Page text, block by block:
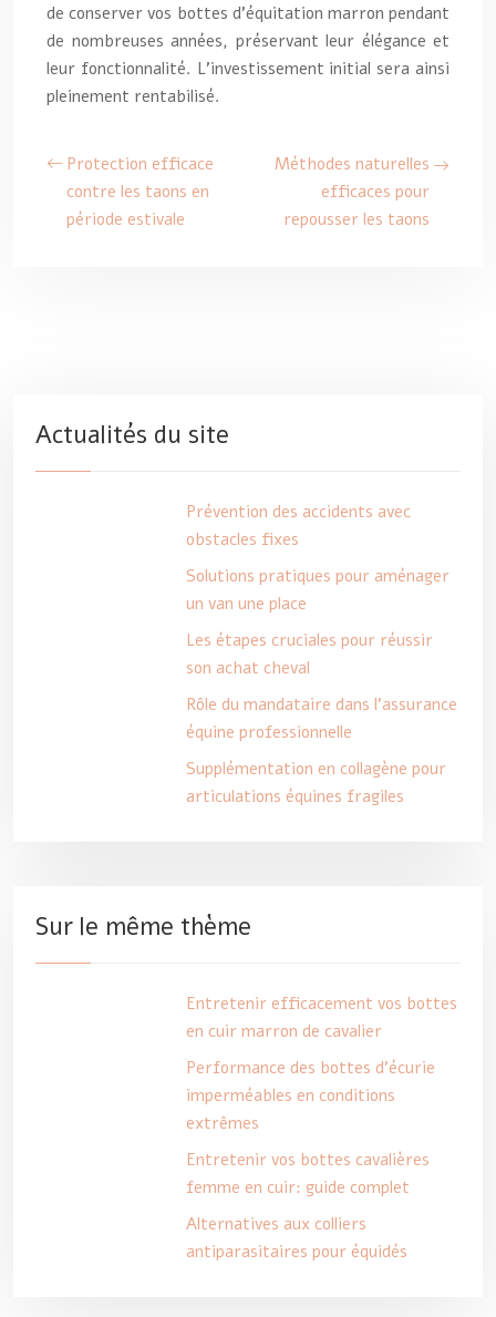
de conserver vos bottes d’équitation marron pendant
de nombreuses années, préservant leur élégance et
leur fonctionnalité. L’investissement initial sera ainsi
pleinement rentabilisé.
Protection efficace
contre les taons en
période estivale
Méthodes naturelles
efficaces pour
repousser les taons
Actualités du site
Prévention des accidents avec
obstacles fixes
Solutions pratiques pour aménager
un van une place
Les étapes cruciales pour réussir
son achat cheval
Rôle du mandataire dans l’assurance
équine professionnelle
Supplémentation en collagène pour
articulations équines fragiles
Sur le même thème
Entretenir efficacement vos bottes
en cuir marron de cavalier
Performance des bottes d’écurie
imperméables en conditions
extrêmes
Entretenir vos bottes cavalières
femme en cuir: guide complet
Alternatives aux colliers
antiparasitaires pour équidés